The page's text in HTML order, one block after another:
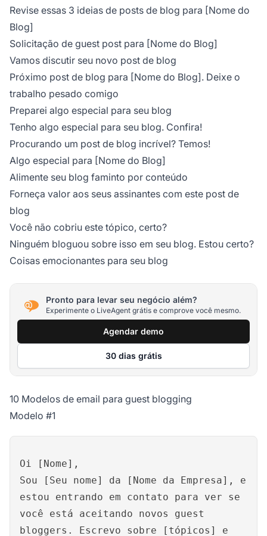
Revise essas 3 ideias de posts de blog para [Nome do
Blog]
Solicitação de guest post para [Nome do Blog]
Vamos discutir seu novo post de blog
Próximo post de blog para [Nome do Blog]. Deixe o
trabalho pesado comigo
Preparei algo especial para seu blog
Tenho algo especial para seu blog. Confira!
Procurando um post de blog incrível? Temos!
Algo especial para [Nome do Blog]
Alimente seu blog faminto por conteúdo
Forneça valor aos seus assinantes com este post de
blog
Você não cobriu este tópico, certo?
Ninguém bloguou sobre isso em seu blog. Estou certo?
Coisas emocionantes para seu blog
Pronto para levar seu negócio além?
Experimente o LiveAgent grátis e comprove você mesmo.
Agendar demo
30 dias grátis
10 Modelos de email para guest blogging
Modelo #1
Oi [Nome],
Sou [Seu nome] da [Nome da Empresa], e
estou entrando em contato para ver se
você está aceitando novos guest
bloggers. Escrevo sobre [tópicos] e